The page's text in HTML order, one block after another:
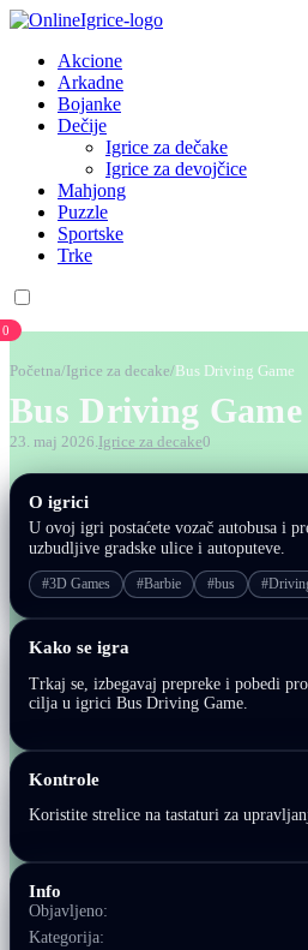
Akcione
Arkadne
Bojanke
Dečije
Igrice za dečake
Igrice za devojčice
Mahjong
Puzzle
Sportske
Trke
0
Početna/ Igrice za decake/ Bus Driving Game
Bus Driving Game
23. maj 2026.Igrice za decake0
O igrici
U ovoj igri postaćete vozač autobusa i
uzbudljive gradske ulice i autoputeve.
#3D Games #Barbie #bus
Kako se igra
Trkaj se, izbegavaj prepreke i pobedi
cilja u igrici Bus Driving Game.
Kontrole
Koristite strelice na tastaturi za
Info
Objavljeno:
Kategorija: